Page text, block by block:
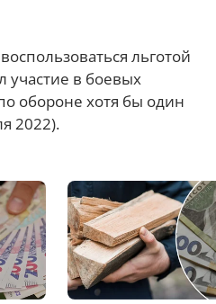
льготой
участие в боевых
обороне хотя бы один
2022).